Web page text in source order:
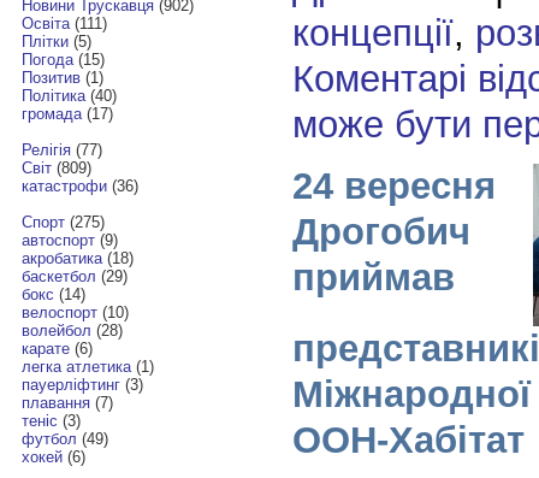
Новини Трускавця(902)
Освіта(111)
Плітки(5)
Погода(15)
Позитив(1)
Політика(40)
громада(17)
Релігія(77)
Світ(809)
катастрофи(36)
Спорт(275)
автоспорт(9)
акробатика(18)
баскетбол (29)
бокс (14)
велоспорт(10)
волейбол (28)
карате(6)
легка атлетика(1)
пауерліфтинг(3)
плавання(7)
теніс (3)
футбол (49)
хокей(6)
концепції,
Коментарі
може бути
24 вересня
Дрогобич
приймав
Міжнародної
ООН-Хабітат